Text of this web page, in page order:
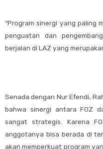
“Program sinergi yang paling
penguatan dan
berjalan di LAZ yang
Senada dengan Nur Efendi,
bahwa sinergi antara FOZ
sangat strategis. Karena
anggotanya bisa berada di
akan memperkuat program